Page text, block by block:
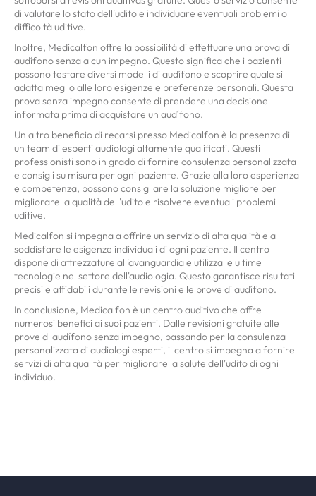
di valutare lo stato dell'udito e individuare eventuali problemi o
difficoltà uditive.
Inoltre, Medicalfon offre la possibilità di effettuare una prova di
audífono senza alcun impegno. Questo significa che i pazienti
possono testare diversi modelli di audífono e scoprire quale si
adatta meglio alle loro esigenze e preferenze personali. Questa
prova senza impegno consente di prendere una decisione
informata prima di acquistare un audífono.
Un altro beneficio di recarsi presso Medicalfon è la presenza di
un team di esperti audiologi altamente qualificati. Questi
professionisti sono in grado di fornire consulenza personalizzata
e consigli su misura per ogni paziente. Grazie alla loro esperienza
e competenza, possono consigliare la soluzione migliore per
migliorare la qualità dell'udito e risolvere eventuali problemi
uditive.
Medicalfon si impegna a offrire un servizio di alta qualità e a
soddisfare le esigenze individuali di ogni paziente. Il centro
dispone di attrezzature all'avanguardia e utilizza le ultime
tecnologie nel settore dell'audiologia. Questo garantisce risultati
precisi e affidabili durante le revisioni e le prove di audífono.
In conclusione, Medicalfon è un centro auditivo che offre
numerosi benefici ai suoi pazienti. Dalle revisioni gratuite alle
prove di audífono senza impegno, passando per la consulenza
personalizzata di audiologi esperti, il centro si impegna a fornire
servizi di alta qualità per migliorare la salute dell'udito di ogni
individuo.